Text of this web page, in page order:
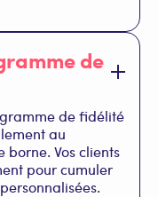
de
de fidélité
au
Vos clients
pour cumuler